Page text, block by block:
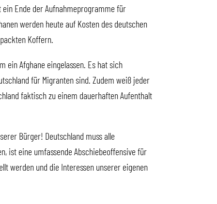
Ende der Aufnahmeprogramme für
werden heute auf Kosten des deutschen
Koffern.
ein Afghane eingelassen. Es hat sich
für Migranten sind. Zudem weiß jeder
faktisch zu einem dauerhaften Aufenthalt
Bürger! Deutschland muss alle
ist eine umfassende Abschiebeoffensive für
werden und die Interessen unserer eigenen